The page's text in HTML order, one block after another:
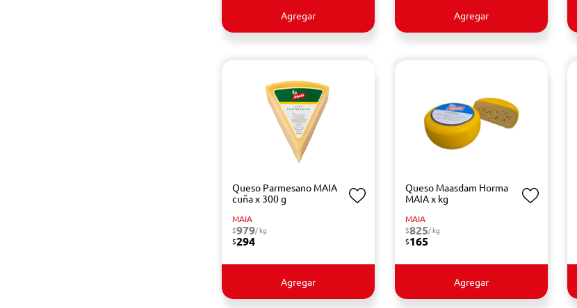
Agregar Agregar
Queso Parmesano MAIA
cuña x 300 g
MAIA
$979/ kg
$294
Agregar
Queso Maasdam Horma
MAIA x kg
MAIA
$825/ kg
$165
Agregar